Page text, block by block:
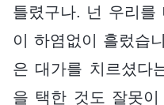
틀렸구나. 넌 우리를
이 하염없이 흘렀습
은 대가를 치르셨다
을 택한 것도 잘못